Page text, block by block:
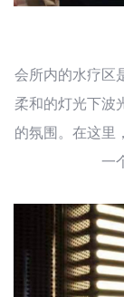
会所内的水疗区
柔和的灯光下波
的氛围。在这里
一